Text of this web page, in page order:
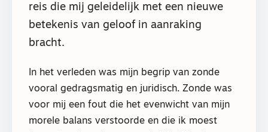
reis die mij geleidelijk met een nieuwe
betekenis van geloof in aanraking
bracht.
In het verleden was mijn begrip van zonde
vooral gedragsmatig en juridisch. Zonde was
voor mij een fout die het evenwicht van mijn
morele balans verstoorde en die ik moest